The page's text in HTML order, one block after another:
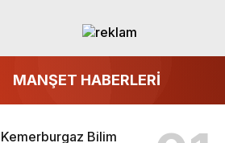
MANŞET HABERLERİ
Kemerburgaz Bilim